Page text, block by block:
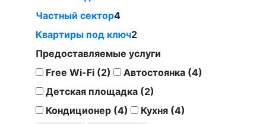
Частный сектор4
Квартиры под ключ2
Предоставляемые услуги
Free Wi-Fi (2)
Автостоянка (4)
Детская площадка (2)
Кондиционер (4)
Кухня (4)